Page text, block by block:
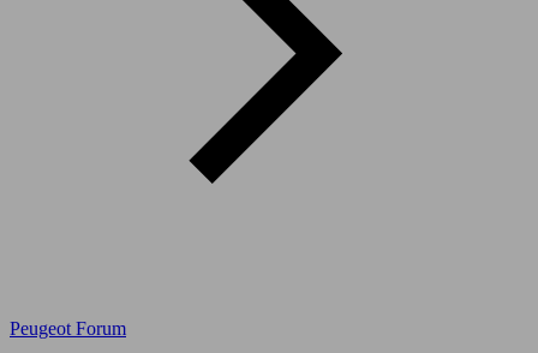
Peugeot Forum